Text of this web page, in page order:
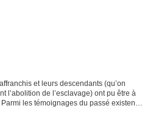
et leurs descendants (qu’on
l’abolition de l’esclavage) ont pu être à
les témoignages du passé existent